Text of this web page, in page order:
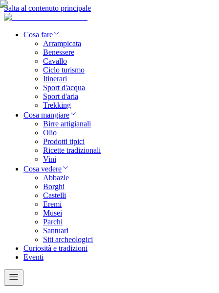
Salta al contenuto principale
Cosa fare
Arrampicata
Benessere
Cavallo
Ciclo turismo
Itinerari
Sport d'acqua
Sport d'aria
Trekking
Cosa mangiare
Birre artigianali
Olio
Prodotti tipici
Ricette tradizionali
Vini
Cosa vedere
Abbazie
Borghi
Castelli
Eremi
Musei
Parchi
Santuari
Siti archeologici
Curiosità e tradizioni
Eventi